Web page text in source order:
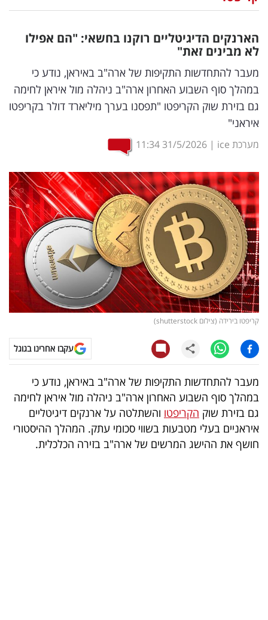
דיגיטל
וטק
שיווק
ופרסום
משפט
מדדים
ומחקרים
דעות
רכילות
עסקית
קריפטו
ויראלי
טלוויזיה
עסקי
ספורט
קריירה
ולימודים
הארנקים הדיגיטליים רוקנו בחשאי: "הם אפילו
לא מבינים זאת"
מעבר להתחדשות התקיפות של ארה"ב באיראן, נודע כי
במהלך סוף השבוע האחרון ארה"ב ניהלה מול איראן לחימה
גם בזירת שוק הקריפטו "תפסנו בערך מיליארד דולר בקריפטו
איראני"
מערכת ice |
31/5/2026
11:34
קריפטו בירידה (צילום shutterstock)
עקבו אחרינו בגוגל
מעבר להתחדשות התקיפות של ארה"ב באיראן, נודע כי
במהלך סוף השבוע האחרון ארה"ב ניהלה מול איראן לחימה
גם בזירת שוק הקריפטו והשתלטה על ארנקים דיגיטליים
איראניים בעלי מטבעות בשווי סכומי עתק. המהלך ההיסטורי
חושף את ההישג המרשים של ארה"ב בזירה הכלכלית.